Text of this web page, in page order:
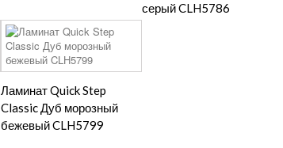
серый CLH5786
Ламинат Quick Step
Classic Дуб морозный
бежевый CLH5799